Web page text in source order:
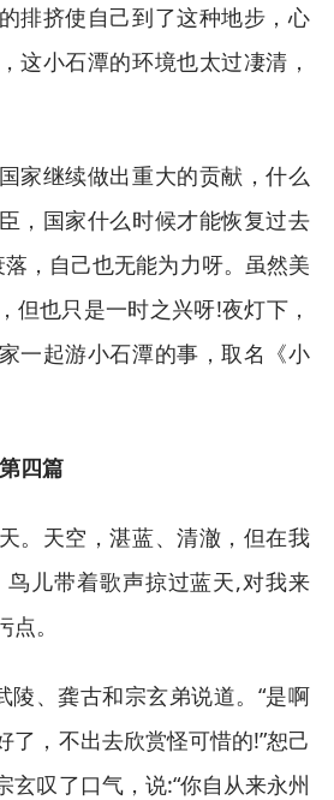
排挤使自己到了这种地步，心
这小石潭的环境也太过凄清，
家继续做出重大的贡献，什么
，国家什么时候才能恢复过去
，自己也无能为力呀。虽然美
但也只是一时之兴呀!夜灯下，
一起游小石潭的事，取名《小
四篇
。天空，湛蓝、清澈，但在我
儿带着歌声掠过蓝天,对我来
。
陵、龚古和宗玄弟说道。“是啊
了，不出去欣赏怪可惜的!”恕己
玄叹了口气，说:“你自从来永州